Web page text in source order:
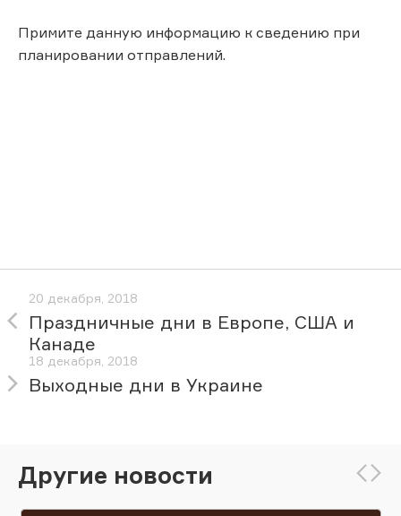
Примите данную информацию к сведению при
планировании отправлений.
20 декабря, 2018
Праздничные дни в Европе, США и
Канаде
18 декабря, 2018
Выходные дни в Украине
Другие новости